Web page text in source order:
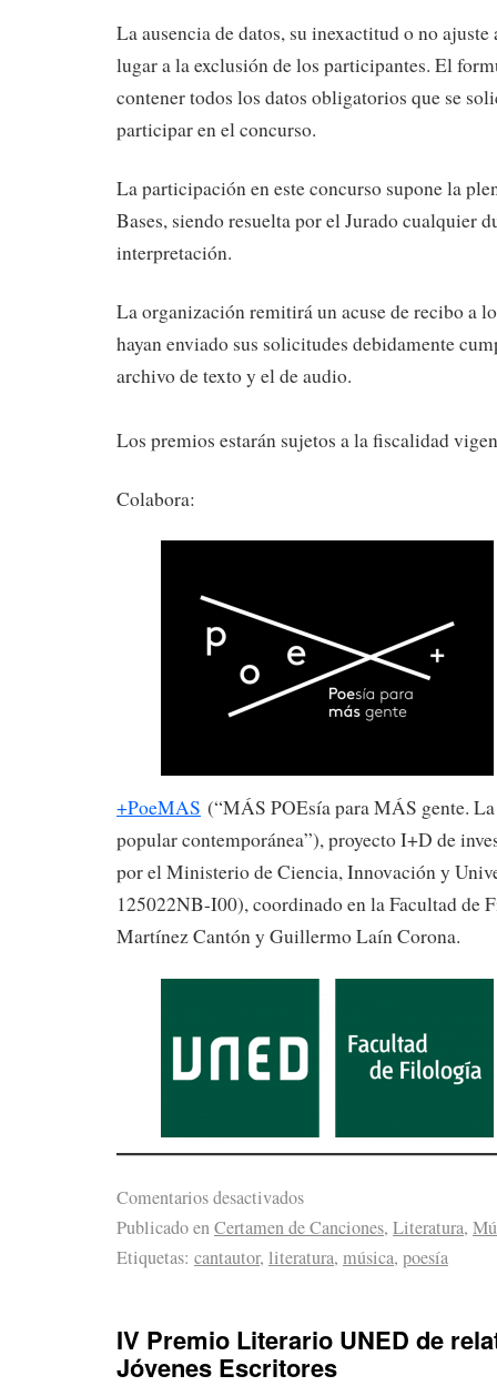
La ausencia de datos, su inexactitud o no ajuste
lugar a la exclusión de los participantes. El
contener todos los datos obligatorios que se
participar en el concurso.
La participación en este concurso supone la
Bases, siendo resuelta por el Jurado cualquier
interpretación.
La organización remitirá un acuse de recibo a
hayan enviado sus solicitudes debidamente
archivo de texto y el de audio.
Los premios estarán sujetos a la fiscalidad
Colabora:
+PoeMAS (“MÁS POEsía para MÁS gente.
popular contemporánea”), proyecto I+D de
por el Ministerio de Ciencia, Innovación y
125022NB-I00), coordinado en la Facultad de
Martínez Cantón y Guillermo Laín Corona.
Comentarios desactivados
Publicado enCertamen de Canciones, Literatura,
Etiquetas: cantautor, literatura, música, poesía
IV Premio Literario UNED de
Jóvenes Escritores